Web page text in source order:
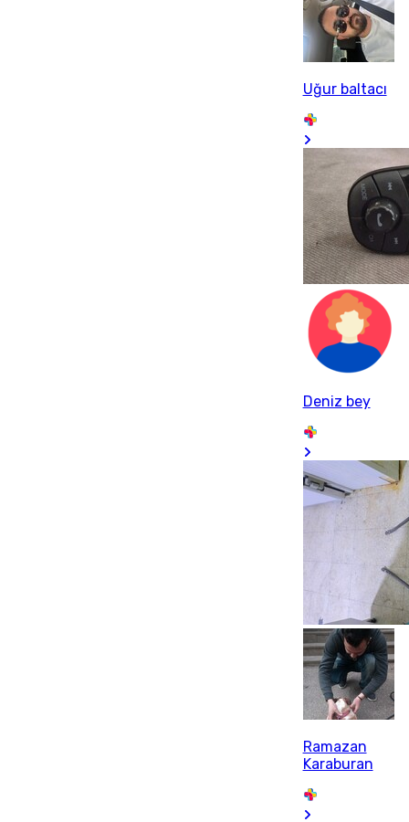
Uğur baltacı
Deniz bey
Ramazan
Karaburan